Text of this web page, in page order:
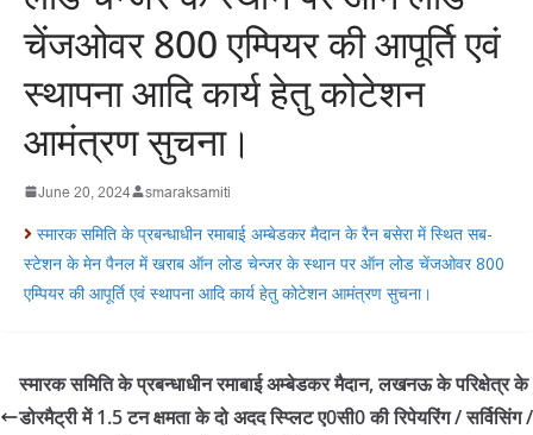
चेंजओवर 800 एम्पियर की आपूर्ति एवं
स्थापना आदि कार्य हेतु कोटेशन
आमंत्रण सुचना।
June 20, 2024 smaraksamiti
स्मारक समिति के प्रबन्धाधीन रमाबाई अम्बेडकर मैदान के रैन बसेरा में स्थित सब-
स्टेशन के मेन पैनल में खराब ऑन लोड चेन्जर के स्थान पर ऑन लोड चेंजओवर 800
एम्पियर की आपूर्ति एवं स्थापना आदि कार्य हेतु कोटेशन आमंत्रण सुचना।
स्मारक समिति के प्रबन्धाधीन रमाबाई अम्बेडकर मैदान, लखनऊ के परिक्षेत्र के
डोरमैट्री में 1.5 टन क्षमता के दो अदद स्प्लिट ए0सी0 की रिपेयरिंग / सर्विसिंग /